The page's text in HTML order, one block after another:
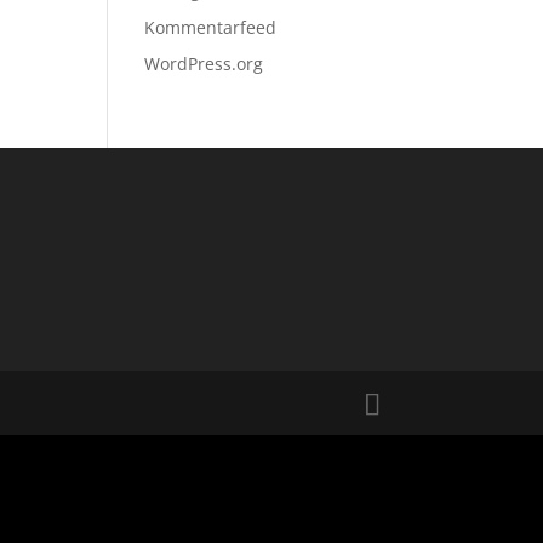
Kommentarfeed
WordPress.org